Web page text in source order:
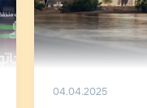
04.04.2025